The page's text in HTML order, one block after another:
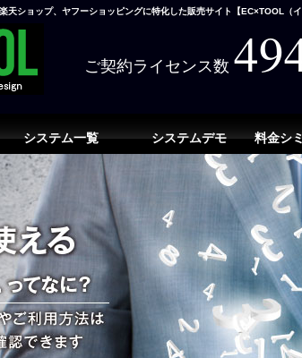
天ショップ、ヤフーショッピングに特化した販売サイト【EC×TOOL（イ
ご契約ライセンス数
システム一覧 システムデモ 料金シ